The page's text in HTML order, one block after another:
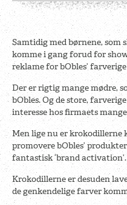
Samtidig med børnene, som
komme i gang forud for
reklame for bObles’
Der er rigtig mange mødre,
bObles. Og de store,
interesse hos firmaets
Men lige nu er krokodillerne
promovere bObles’
fantastisk ‘brand activation’.
Krokodillerne er desuden
de genkendelige farver